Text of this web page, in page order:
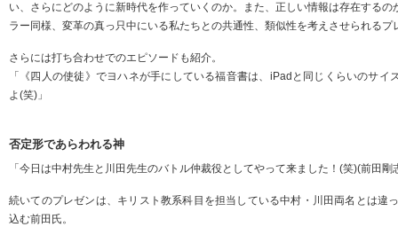
い、さらにどのように新時代を作っていくのか。また、正しい情報は存在する
ラー同様、変革の真っ只中にいる私たちとの共通性、類似性を考えさせられるプ
さらには打ち合わせでのエピソードも紹介。
「《四人の使徒》でヨハネが手にしている福音書は、iPadと同じくらいのサイ
よ(笑)」
否定形であらわれる神
「今日は中村先生と川田先生のバトル仲裁役としてやって来ました！(笑)(前田剛
続いてのプレゼンは、キリスト教系科目を担当している中村・川田両名とは違
込む前田氏。